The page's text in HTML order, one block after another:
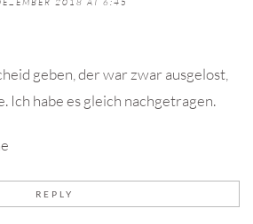
geben, der war zwar ausgelost,
Ich habe es gleich nachgetragen.
REPLY